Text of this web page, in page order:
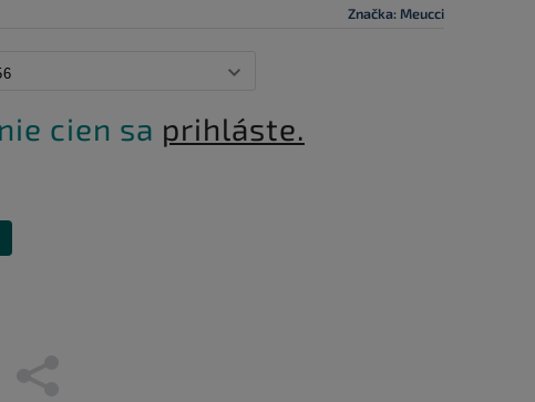
Značka: Meucci
cien sa prihláste.